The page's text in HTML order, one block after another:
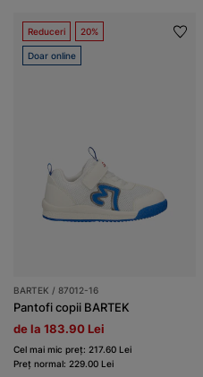
Reduceri 20%
Doar online
BARTEK / 87012-16
Pantofi copii BARTEK
de la 183.90 Lei
Cel mai mic preț: 217.60 Lei
Preț normal: 229.00 Lei